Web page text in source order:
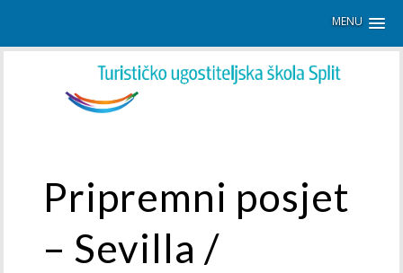
MENU
Pripremni posjet
– Sevilla /